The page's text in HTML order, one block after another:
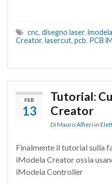
cnc, disegno laser, imodela
Creator, lasercut, pcb, PCB
FEB
13
Tutorial:
Creator
DiMauro Alfieri in
Finalmente il tutorial sulla
iModela Creator ossia
iModela Controller